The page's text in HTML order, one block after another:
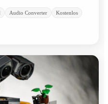
Audio Converter Kostenlos